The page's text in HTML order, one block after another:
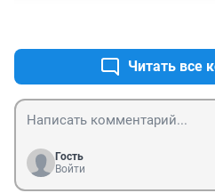
берега облагородить,
над водой для прогулок.
Читать все
Гость
Войти